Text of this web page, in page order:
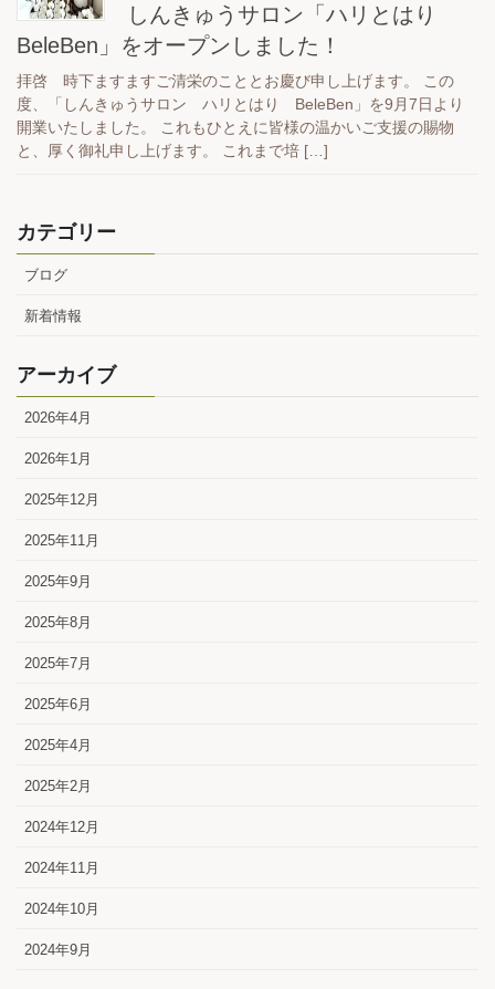
しんきゅうサロン「ハリとはり
BeleBen」をオープンしました！
拝啓 時下ますますご清栄のこととお慶び申し上げます。 この
度、「しんきゅうサロン ハリとはり BeleBen」を9月7日より
開業いたしました。 これもひとえに皆様の温かいご支援の賜物
と、厚く御礼申し上げます。 これまで培 […]
カテゴリー
ブログ
新着情報
アーカイブ
2026年4月
2026年1月
2025年12月
2025年11月
2025年9月
2025年8月
2025年7月
2025年6月
2025年4月
2025年2月
2024年12月
2024年11月
2024年10月
2024年9月